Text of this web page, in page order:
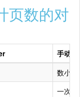
页数的对
手动(
数小时
一次